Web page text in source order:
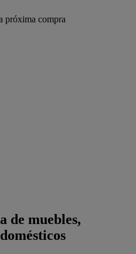
próxima compra
de muebles,